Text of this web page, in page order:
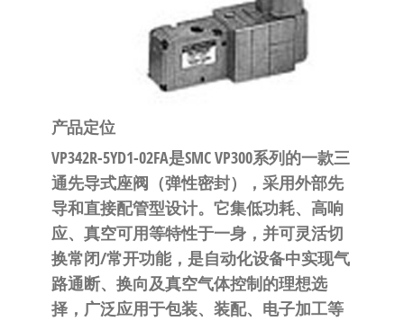
产品定位
VP342R-5YD1-02FA是SMC VP300系列的一款三
通先导式座阀（弹性密封）
，采用外部先
导和直接配管型设计。它集低功耗、高响
应、真空可用等特性于一身，并可灵活切
换常闭/常开功能，是自动化设备中实现气
路通断、换向及真空气体控制的理想选
择，广泛应用于包装、装配、电子加工等